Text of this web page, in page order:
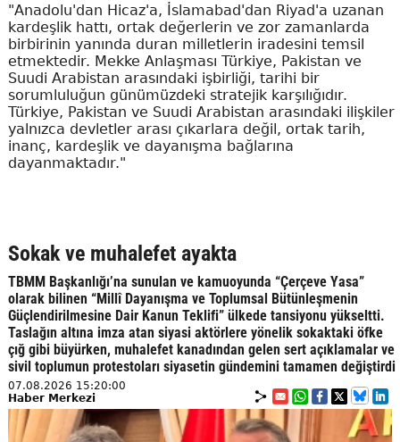
"Anadolu'dan Hicaz'a, İslamabad'dan Riyad'a uzanan
kardeşlik hattı, ortak değerlerin ve zor zamanlarda
birbirinin yanında duran milletlerin iradesini temsil
etmektedir. Mekke Anlaşması Türkiye, Pakistan ve
Suudi Arabistan arasındaki işbirliği, tarihi bir
sorumluluğun günümüzdeki stratejik karşılığıdır.
Türkiye, Pakistan ve Suudi Arabistan arasındaki ilişkiler
yalnızca devletler arası çıkarlara değil, ortak tarih,
inanç, kardeşlik ve dayanışma bağlarına
dayanmaktadır."
Sokak ve muhalefet ayakta
TBMM Başkanlığı’na sunulan ve kamuoyunda “Çerçeve Yasa”
olarak bilinen “Millî Dayanışma ve Toplumsal Bütünleşmenin
Güçlendirilmesine Dair Kanun Teklifi” ülkede tansiyonu yükseltti.
Taslağın altına imza atan siyasi aktörlere yönelik sokaktaki öfke
çığ gibi büyürken, muhalefet kanadından gelen sert açıklamalar ve
sivil toplumun protestoları siyasetin gündemini tamamen değiştirdi
07.08.2026 15:20:00
Haber Merkezi